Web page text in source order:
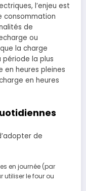
l’enjeu est
consommation
de
ou
la charge
la plus
en heures pleines
en heures
de
en journée (par
utiliser le four ou